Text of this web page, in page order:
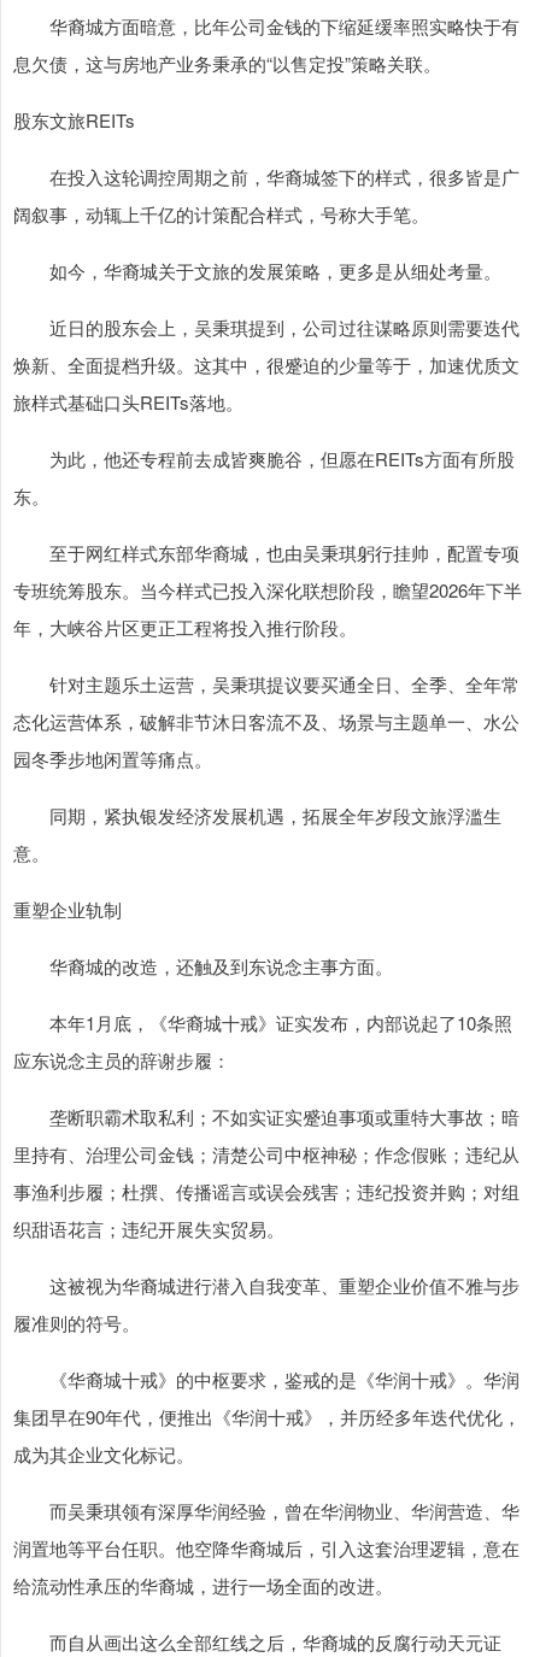
华裔城方面暗意，比年公司金钱的下缩延缓率照实略快于有
息欠债，这与房地产业务秉承的“以售定投”策略关联。
股东文旅REITs
在投入这轮调控周期之前，华裔城签下的样式，很多皆是广
阔叙事，动辄上千亿的计策配合样式，号称大手笔。
如今，华裔城关于文旅的发展策略，更多是从细处考量。
近日的股东会上，吴秉琪提到，公司过往谋略原则需要迭代
焕新、全面提档升级。这其中，很蹙迫的少量等于，加速优质文
旅样式基础口头REITs落地。
为此，他还专程前去成皆爽脆谷，但愿在REITs方面有所股
东。
至于网红样式东部华裔城，也由吴秉琪躬行挂帅，配置专项
专班统筹股东。当今样式已投入深化联想阶段，瞻望2026年下半
年，大峡谷片区更正工程将投入推行阶段。
针对主题乐土运营，吴秉琪提议要买通全日、全季、全年常
态化运营体系，破解非节沐日客流不及、场景与主题单一、水公
园冬季步地闲置等痛点。
同期，紧执银发经济发展机遇，拓展全年岁段文旅浮滥生
意。
重塑企业轨制
华裔城的改造，还触及到东说念主事方面。
本年1月底，《华裔城十戒》证实发布，内部说起了10条照
应东说念主员的辞谢步履：
垄断职霸术取私利；不如实证实蹙迫事项或重特大事故；暗
里持有、治理公司金钱；清楚公司中枢神秘；作念假账；违纪从
事渔利步履；杜撰、传播谣言或误会残害；违纪投资并购；对组
织甜语花言；违纪开展失实贸易。
这被视为华裔城进行潜入自我变革、重塑企业价值不雅与步
履准则的符号。
《华裔城十戒》的中枢要求，鉴戒的是《华润十戒》。华润
集团早在90年代，便推出《华润十戒》，并历经多年迭代优化，
成为其企业文化标记。
而吴秉琪领有深厚华润经验，曾在华润物业、华润营造、华
润置地等平台任职。他空降华裔城后，引入这套治理逻辑，意在
给流动性承压的华裔城，进行一场全面的改进。
而自从画出这么全部红线之后，华裔城的反腐行动天元证